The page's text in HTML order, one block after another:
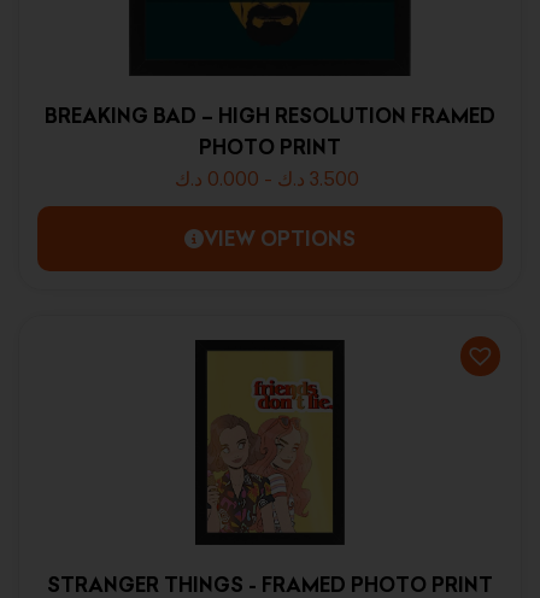
BREAKING BAD – HIGH RESOLUTION FRAMED
PHOTO PRINT
0.000 د.ك - 3.500 د.ك
VIEW OPTIONS
STRANGER THINGS - FRAMED PHOTO PRINT